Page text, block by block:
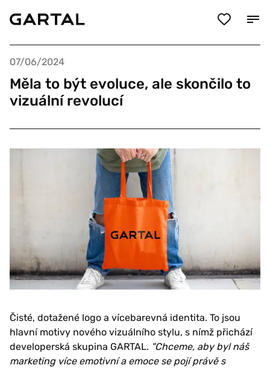
07/06/2024
Měla to být evoluce, ale skončilo to
vizuální revolucí
Čisté, dotažené logo a vícebarevná identita. To jsou
hlavní motivy nového vizuálního stylu, s nímž přichází
developerská skupina GARTAL. "Chceme, aby byl náš
marketing více emotivní a emoce se pojí právě s